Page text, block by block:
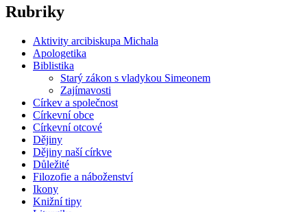
Rubriky
Aktivity arcibiskupa Michala
Apologetika
Biblistika
Starý zákon s vladykou Simeonem
Zajímavosti
Církev a společnost
Církevní obce
Církevní otcové
Dějiny
Dějiny naší církve
Důležité
Filozofie a náboženství
Ikony
Knižní tipy